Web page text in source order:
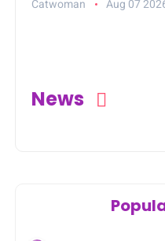
em Santarém (PA)
Catwoman Aug 07
News